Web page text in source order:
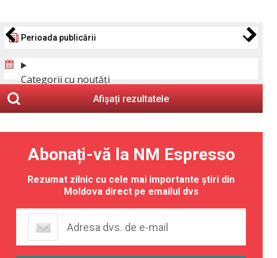
Perioada publicării
Categorii cu noutăți
Afișați rezultatele
Abonați-vă la NM Espresso
Rezumat zilnic cu cele mai importante știri din
Moldova direct pe emailul dvs